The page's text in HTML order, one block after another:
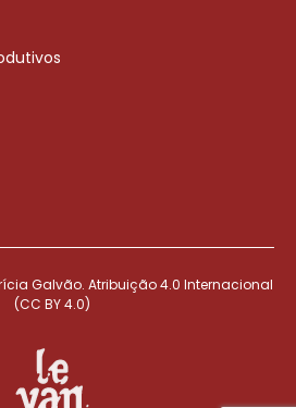
Galvão. Atribuição 4.0 Internacional
(CC BY 4.0)